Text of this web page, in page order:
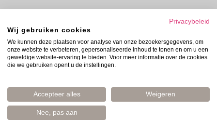
Privacyverklaring
Disclaimer
Privacybeleid
Wij gebruiken cookies
We kunnen deze plaatsen voor analyse van onze bezoekersgegevens, om
onze website te verbeteren, gepersonaliseerde inhoud te tonen en om u een
geweldige website-ervaring te bieden. Voor meer informatie over de cookies
die we gebruiken opent u de instellingen.
Accepteer alles Weigeren
Nee, pas aan